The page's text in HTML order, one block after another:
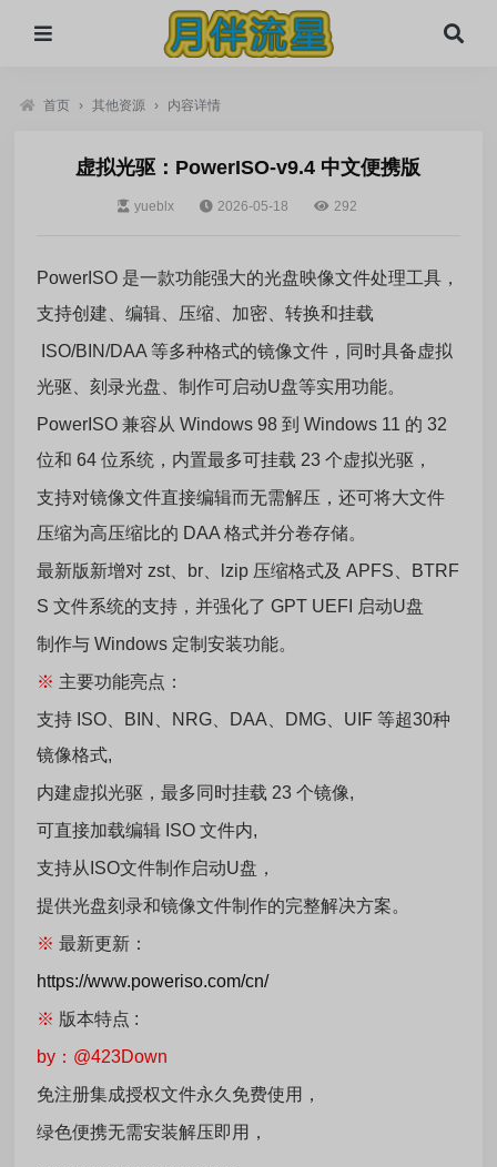
首页 › 其他资源 › 内容详情
虚拟光驱：PowerISO-v9.4 中文便携版
yueblx 2026-05-18 292
PowerISO 是一款功能强大的光盘映像文件处理工具，
支持创建、编辑、压缩、加密、转换和挂载
ISO/BIN/DAA 等多种格式的镜像文件，同时具备虚拟
光驱、刻录光盘、制作可启动U盘等实用功能。
PowerISO 兼容从 Windows 98 到 Windows 11 的 32
位和 64 位系统，内置最多可挂载 23 个虚拟光驱，
支持对镜像文件直接编辑而无需解压，还可将大文件
压缩为高压缩比的 DAA 格式并分卷存储。
最新版新增对 zst、br、lzip 压缩格式及 APFS、BTRF
S 文件系统的支持，并强化了 GPT UEFI 启动U盘
制作与 Windows 定制安装功能。
※ 主要功能亮点：
支持 ISO、BIN、NRG、DAA、DMG、UIF 等超30种
镜像格式,
内建虚拟光驱，最多同时挂载 23 个镜像,
可直接加载编辑 ISO 文件内,
支持从ISO文件制作启动U盘，
提供光盘刻录和镜像文件制作的完整解决方案。
※最新更新：
https://www.poweriso.com/cn/
※ 版本特点 :
by：@423Down
免注册集成授权文件永久免费使用，
绿色便携无需安装解压即用，